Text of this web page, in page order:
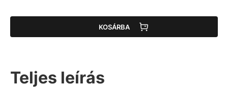
KOSÁRBA
Teljes leírás